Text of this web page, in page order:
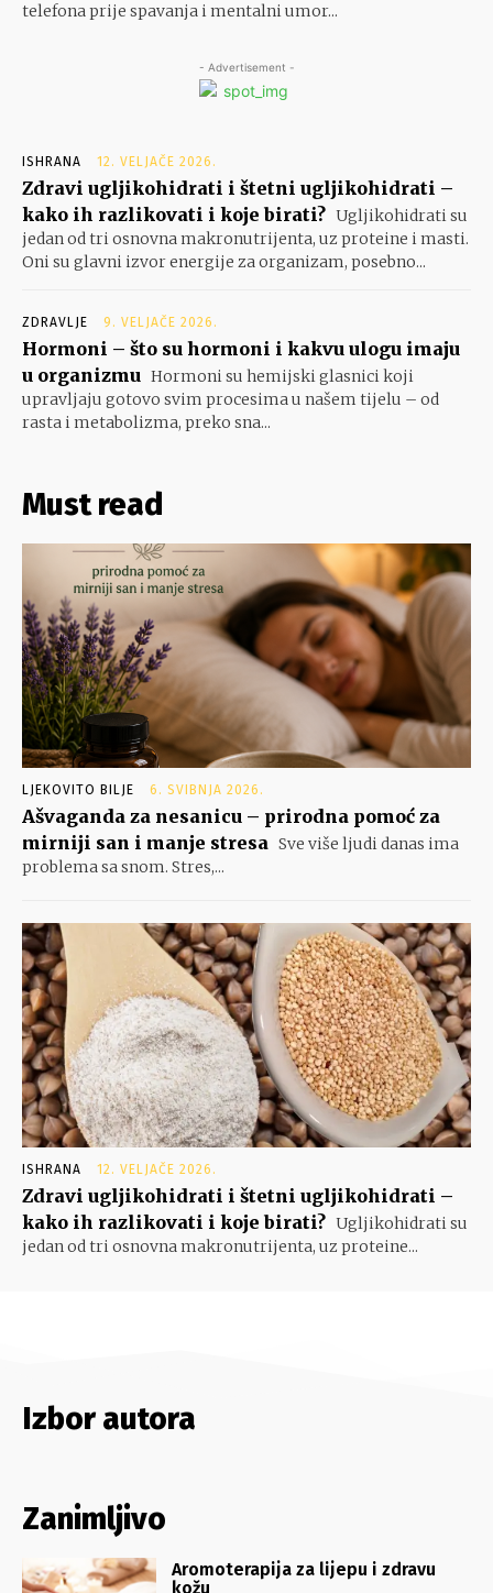
telefona prije spavanja i mentalni umor...
- Advertisement -
ISHRANA 12. VELJAČE 2026.
Zdravi ugljikohidrati i štetni ugljikohidrati –
kako ih razlikovati i koje birati? Ugljikohidrati su
jedan od tri osnovna makronutrijenta, uz proteine i masti.
Oni su glavni izvor energije za organizam, posebno...
ZDRAVLJE 9. VELJAČE 2026.
Hormoni – što su hormoni i kakvu ulogu imaju
u organizmu Hormoni su hemijski glasnici koji
upravljaju gotovo svim procesima u našem tijelu – od
rasta i metabolizma, preko sna...
Must read
LJEKOVITO BILJE 6. SVIBNJA 2026.
Ašvaganda za nesanicu – prirodna pomoć za
mirniji san i manje stresa Sve više ljudi danas ima
problema sa snom. Stres,...
ISHRANA 12. VELJAČE 2026.
Zdravi ugljikohidrati i štetni ugljikohidrati –
kako ih razlikovati i koje birati? Ugljikohidrati su
jedan od tri osnovna makronutrijenta, uz proteine...
Izbor autora
Zanimljivo
Aromoterapija za lijepu i zdravu
kožu